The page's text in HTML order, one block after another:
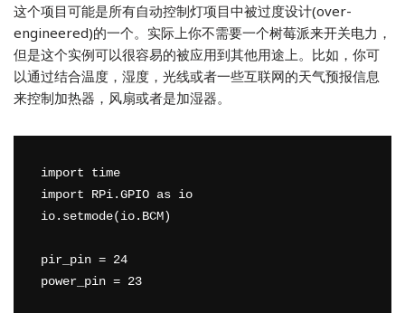
这个项目可能是所有自动控制灯项目中被过度设计(over-
engineered)的一个。实际上你不需要一个树莓派来开关电力，
但是这个实例可以很容易的被应用到其他用途上。比如，你可
以通过结合温度，湿度，光线或者一些互联网的天气预报信息
来控制加热器，风扇或者是加湿器。
import time
import RPi.GPIO as io
io.setmode(io.BCM)
pir_pin = 24
power_pin = 23